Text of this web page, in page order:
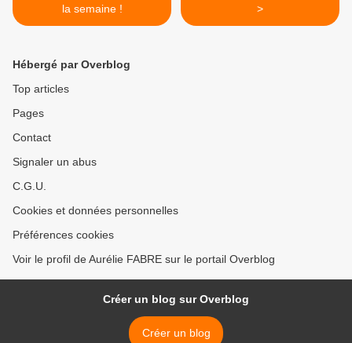
la semaine !
>
Hébergé par Overblog
Top articles
Pages
Contact
Signaler un abus
C.G.U.
Cookies et données personnelles
Préférences cookies
Voir le profil de Aurélie FABRE sur le portail Overblog
Créer un blog sur Overblog
Créer un blog